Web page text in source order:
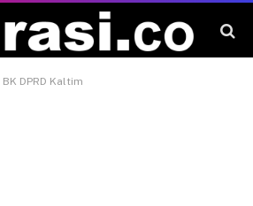
BK DPRD Kaltim